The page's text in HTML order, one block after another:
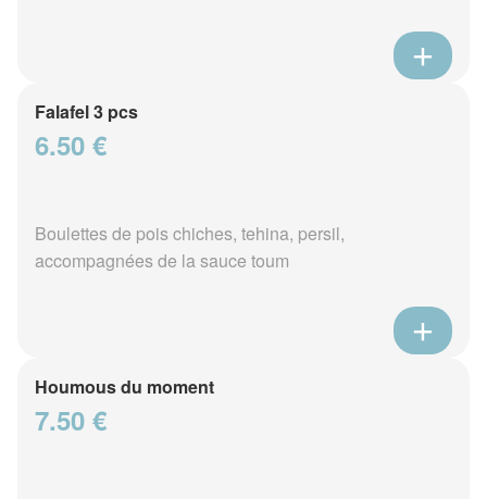
Falafel 3 pcs
6.50 €
Boulettes de pois chiches, tehina, persil,
accompagnées de la sauce toum
Houmous du moment
7.50 €